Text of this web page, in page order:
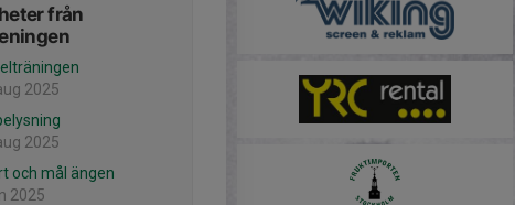
från
2025
2025
och mål ängen
2025